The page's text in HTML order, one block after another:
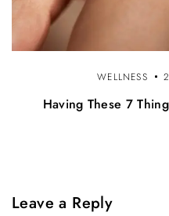
WELLNESS
Having These 7
Leave a Reply